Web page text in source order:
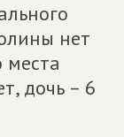
нет
места
дочь – 6